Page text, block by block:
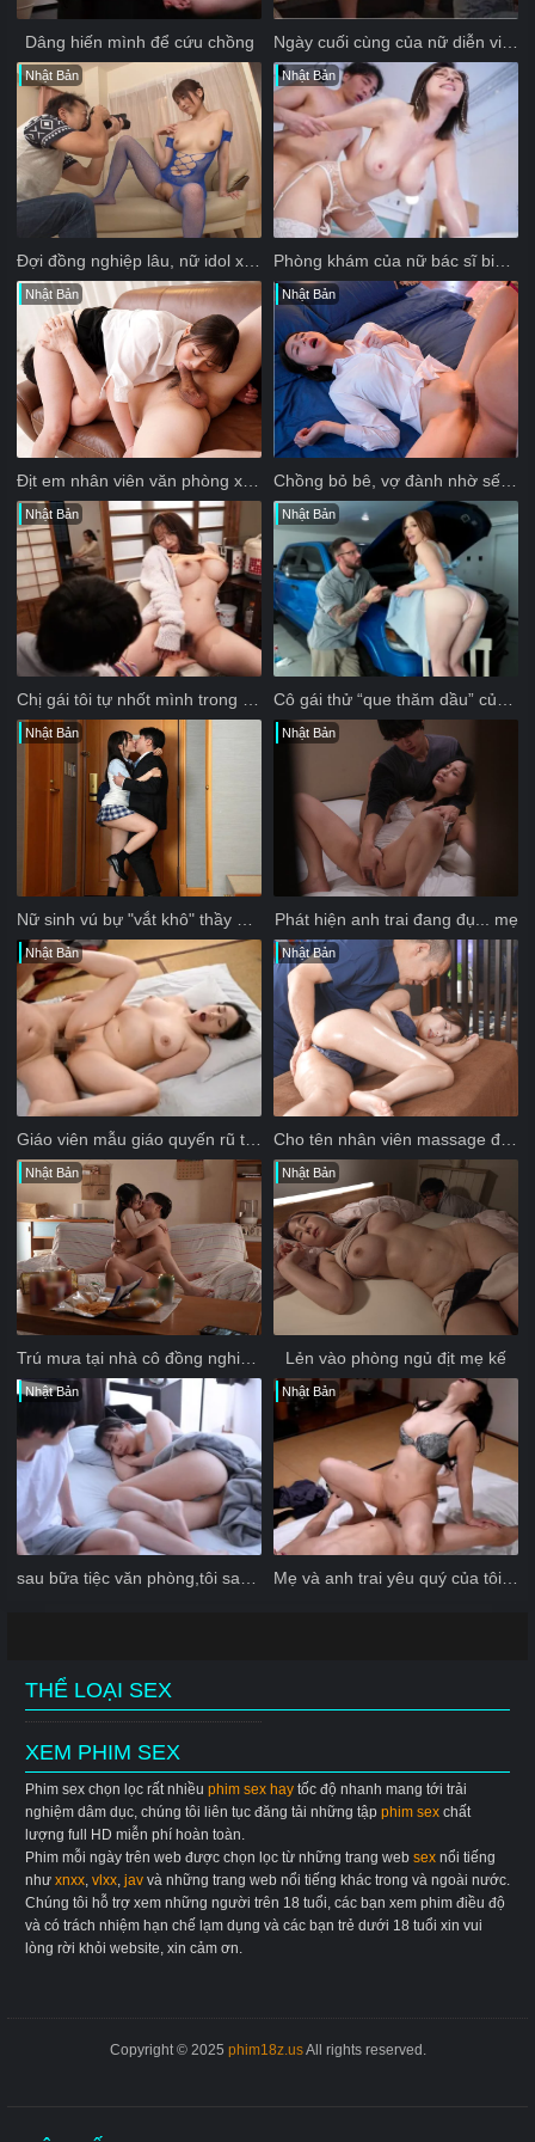
ngoài một mình. Thậm chí có một lần, Sayuri nói ra ngoài với bạn,
Mitsuhiko gọi điện rủ Keigo đến nhà thì nghe thấy tiếng của Sayuri ở
đầu dây bên kia...
Dâng hiến mình để cứu chồng
Nhật Bản
Đợi đồng nghiệp lâu, nữ idol xxx gạ địt luôn anh thợ chụp ảnh
Nhật Bản
Phòng khám của nữ bác sĩ biến thái
Nhật Bản Nhật Bản
Nhật Bản
Chị gái tôi tự nhốt mình trong nhà và không mặc đồ lót
Nhật Bản
Cô gái thử “que thăm dầu” của bố dượng
Nhật Bản Nhật Bản
Phát hiện anh trai đang đụ... mẹ
Nhật Bản Nhật Bản
Nhật Bản
Trú mưa tại nhà cô đồng nghiệp dâm đãng
Nhật Bản
Lẻn vào phòng ngủ địt mẹ kế
Nhật Bản Nhật Bản
THỂ LOẠI SEX
XEM PHIM SEX
Phim sex chọn lọc rất nhiều phim sex hay tốc độ nhanh mang tới trải
nghiệm dâm dục, chúng tôi liên tục đăng tải những tập phim sex chất
lượng full HD miễn phí hoàn toàn.
Phim mỗi ngày trên web được chọn lọc từ những trang web sex nổi tiếng
như xnxx, vlxx, jav và những trang web nổi tiếng khác trong và ngoài nước.
Chúng tôi hỗ trợ xem những người trên 18 tuổi, các bạn xem phim điều độ
và có trách nhiệm hạn chế lạm dụng và các bạn trẻ dưới 18 tuổi xin vui
lòng rời khỏi website, xin cảm ơn.
Copyright © 2025 phim18z.usAll rights reserved.